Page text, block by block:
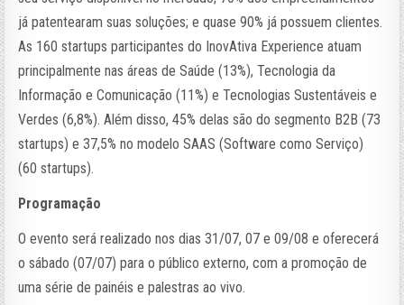
já patentearam suas soluções; e quase 90% já possuem clientes.
As 160 startups participantes do InovAtiva Experience atuam
principalmente nas áreas de Saúde (13%), Tecnologia da
Informação e Comunicação (11%) e Tecnologias Sustentáveis e
Verdes (6,8%). Além disso, 45% delas são do segmento B2B (73
startups) e 37,5% no modelo SAAS (Software como Serviço)
(60 startups).
Programação
O evento será realizado nos dias 31/07, 07 e 09/08 e oferecerá
o sábado (07/07) para o público externo, com a promoção de
uma série de painéis e palestras ao vivo.